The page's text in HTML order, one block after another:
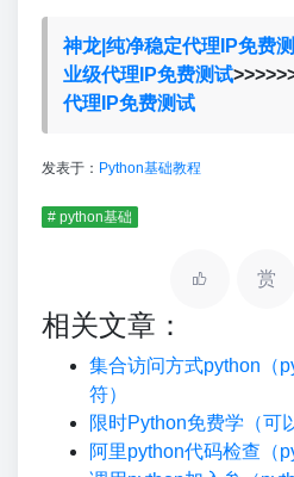
神龙|纯净稳定代理IP免费
业级代理IP免费测试
代理IP免费测试
发表于： Python基础教程
# python基础
赏
相关文章：
集合访问方式python（
符）
限时Python免费学（可
阿里python代码检查（